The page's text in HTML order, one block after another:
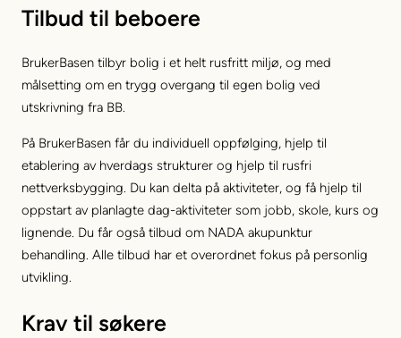
Tilbud til beboere
BrukerBasen tilbyr bolig i et helt rusfritt miljø, og med
målsetting om en trygg overgang til egen bolig ved
utskrivning fra BB.
På BrukerBasen får du individuell oppfølging, hjelp til
etablering av hverdags strukturer og hjelp til rusfri
nettverksbygging. Du kan delta på aktiviteter, og få hjelp til
oppstart av planlagte dag-aktiviteter som jobb, skole, kurs og
lignende. Du får også tilbud om NADA akupunktur
behandling. Alle tilbud har et overordnet fokus på personlig
utvikling.
Krav til søkere